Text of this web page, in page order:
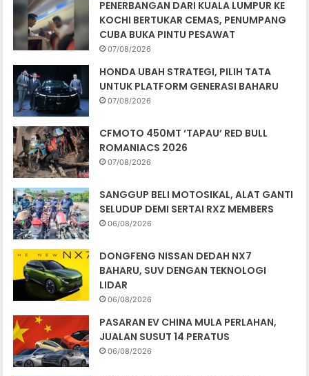
PENERBANGAN DARI KUALA LUMPUR KE
KOCHI BERTUKAR CEMAS, PENUMPANG
CUBA BUKA PINTU PESAWAT
07/08/2026
HONDA UBAH STRATEGI, PILIH TATA
UNTUK PLATFORM GENERASI BAHARU
07/08/2026
CFMOTO 450MT ‘TAPAU’ RED BULL
ROMANIACS 2026
07/08/2026
SANGGUP BELI MOTOSIKAL, ALAT GANTI
SELUDUP DEMI SERTAI RXZ MEMBERS
06/08/2026
DONGFENG NISSAN DEDAH NX7
BAHARU, SUV DENGAN TEKNOLOGI
LIDAR
06/08/2026
PASARAN EV CHINA MULA PERLAHAN,
JUALAN SUSUT 14 PERATUS
06/08/2026